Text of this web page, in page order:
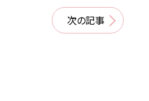
次の記事